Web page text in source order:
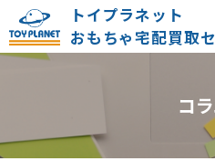
トイプラネット
おもちゃ宅配買取
コ